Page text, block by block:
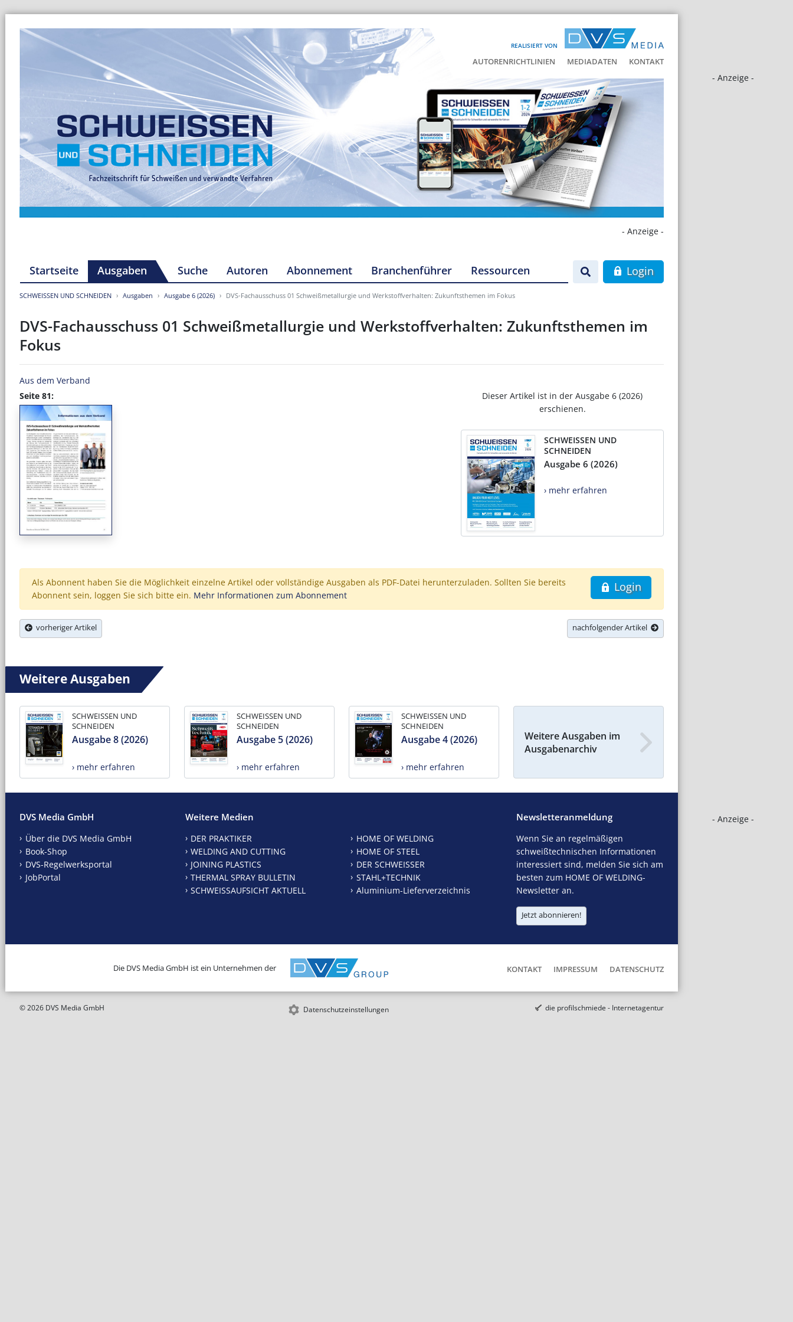
REALISIERT VON
AUTORENRICHTLINIEN MEDIADATEN KONTAKT
- Anzeige -
- Anzeige -
- Anzeige -
Startseite Ausgaben Suche Autoren Abonnement Branchenführer Ressourcen Login
SCHWEISSEN UND SCHNEIDEN Ausgaben Ausgabe 6 (2026) DVS-Fachausschuss 01 Schweißmetallurgie und Werkstoffverhalten: Zukunftsthemen im Fokus
DVS-Fachausschuss 01 Schweißmetallurgie und Werkstoffverhalten: Zukunftsthemen im
Fokus
Aus dem Verband
Seite 81:
Dieser Artikel ist in der Ausgabe 6 (2026)
erschienen.
SCHWEISSEN UND
SCHNEIDEN
Ausgabe 6 (2026)
› mehr erfahren
Login
Als Abonnent haben Sie die Möglichkeit einzelne Artikel oder vollständige Ausgaben als PDF-Datei herunterzuladen. Sollten Sie bereits
Abonnent sein, loggen Sie sich bitte ein. Mehr Informationen zum Abonnement
vorheriger Artikel nachfolgender Artikel
Weitere Ausgaben
SCHWEISSEN UND
SCHNEIDEN
Ausgabe 8 (2026)
› mehr erfahren
SCHWEISSEN UND
SCHNEIDEN
Ausgabe 5 (2026)
› mehr erfahren
SCHWEISSEN UND
SCHNEIDEN
Ausgabe 4 (2026)
› mehr erfahren
Weitere Ausgaben im
Ausgabenarchiv
DVS Media GmbH
Über die DVS Media GmbH
Book-Shop
DVS-Regelwerksportal
JobPortal
Weitere Medien
DER PRAKTIKER
WELDING AND CUTTING
JOINING PLASTICS
THERMAL SPRAY BULLETIN
SCHWEISSAUFSICHT AKTUELL
HOME OF WELDING
HOME OF STEEL
DER SCHWEISSER
STAHL+TECHNIK
Aluminium-Lieferverzeichnis
Newsletteranmeldung
Wenn Sie an regelmäßigen
schweißtechnischen Informationen
interessiert sind, melden Sie sich am
besten zum HOME OF WELDING-
Newsletter an.
Jetzt abonnieren!
Die DVS Media GmbH ist ein Unternehmen der KONTAKT IMPRESSUM DATENSCHUTZ
© 2026 DVS Media GmbH Datenschutzeinstellungen die profilschmiede - Internetagentur